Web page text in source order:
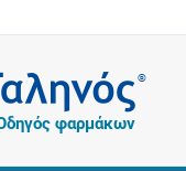
®
φαρμάκων